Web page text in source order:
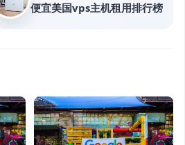
便宜美国vps主机租用排行榜